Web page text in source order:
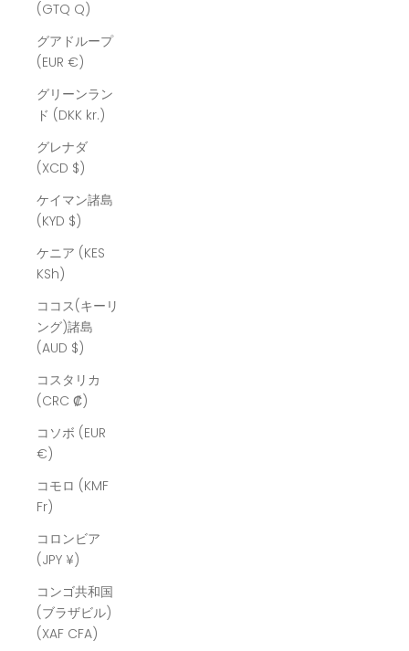
(GTQ Q)
グアドループ
(EUR €)
グリーンラン
ド (DKK kr.)
グレナダ
(XCD $)
ケイマン諸島
(KYD $)
ケニア (KES
KSh)
ココス(キーリ
ング)諸島
(AUD $)
コスタリカ
(CRC ₡)
コソボ (EUR
€)
コモロ (KMF
Fr)
コロンビア
(JPY ¥)
コンゴ共和国
(ブラザビル)
(XAF CFA)